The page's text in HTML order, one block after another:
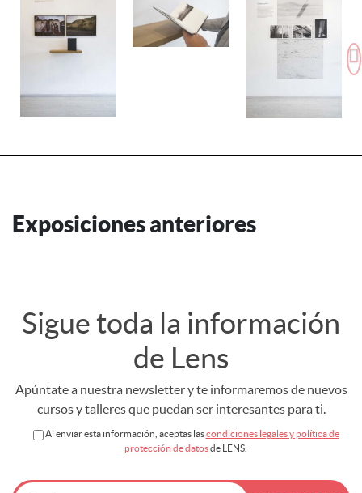
Exposiciones anteriores
Sigue toda la información
de Lens
Apúntate a nuestra newsletter y te informaremos de nuevos
cursos y talleres que puedan ser interesantes para ti.
Al enviar esta información, aceptas lascondiciones legales y política de
protección de datosde LENS.